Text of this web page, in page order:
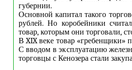
губернии.
Основной капитал такого
рублей. Но коробейники
товар, которым они торговали,
В XIX веке товар «гребенщики»
С вводом в эксплуатацию
торговцы с Кенозера стали